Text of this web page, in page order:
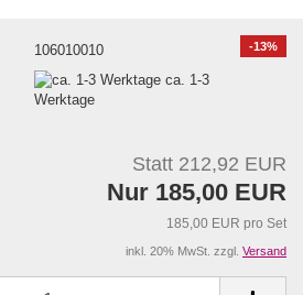
-13%
106010010
ca. 1-3
Werktage
Statt 212,92 EUR
Nur 185,00 EUR
185,00 EUR pro Set
inkl. 20% MwSt. zzgl. Versand